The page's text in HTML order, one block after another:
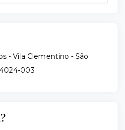
- Vila Clementino - São
003